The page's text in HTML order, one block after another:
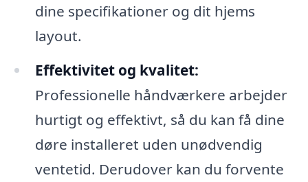
dine specifikationer og dit hjems
layout.
Effektivitet og kvalitet:
Professionelle håndværkere arbejder
hurtigt og effektivt, så du kan få dine
døre installeret uden unødvendig
ventetid. Derudover kan du forvente